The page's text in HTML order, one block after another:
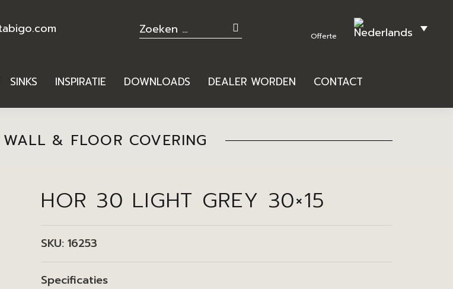
SINKS INSPIRATIE DOWNLOADS DEALER WORDEN CONTACT
WALL & FLOOR COVERING
HOR 30 LIGHT GREY 30×15
SKU:16253
Specificaties